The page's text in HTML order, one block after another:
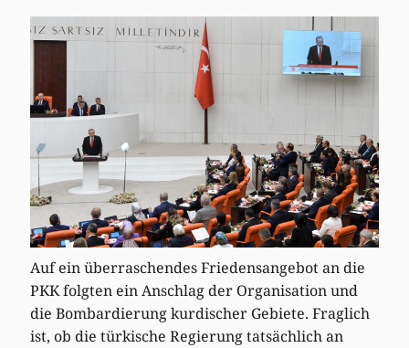
Auf ein überraschendes Friedensangebot an die
PKK folgten ein Anschlag der Organisation und
die Bombardierung kurdischer Gebiete. Fraglich
ist, ob die türkische Regierung tatsächlich an